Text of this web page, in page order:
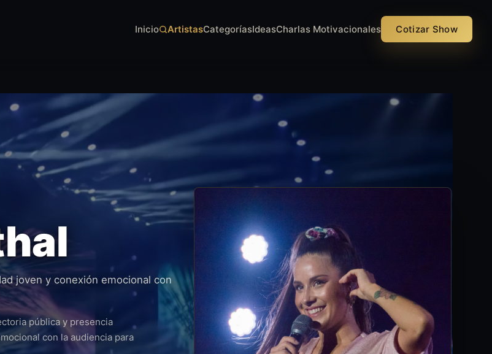
Inicio ArtistasCategoríasIdeasCharlas Motivacionales Cotizar Show
joven y conexión emocional con
pública y presencia
con la audiencia para